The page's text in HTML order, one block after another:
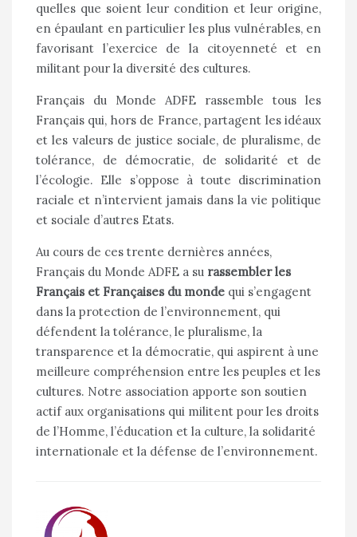
quelles que soient leur condition et leur origine,
en épaulant en particulier les plus vulnérables, en
favorisant l’exercice de la citoyenneté et en
militant pour la diversité des cultures.
Français du Monde ADFE rassemble tous les
Français qui, hors de France, partagent les idéaux
et les valeurs de justice sociale, de pluralisme, de
tolérance, de démocratie, de solidarité et de
l’écologie. Elle s’oppose à toute discrimination
raciale et n’intervient jamais dans la vie politique
et sociale d’autres Etats.
Au cours de ces trente dernières années,
Français du Monde ADFE a su rassembler les
Français et Françaises du monde qui s’engagent
dans la protection de l’environnement, qui
défendent la tolérance, le pluralisme, la
transparence et la démocratie, qui aspirent à une
meilleure compréhension entre les peuples et les
cultures. Notre association apporte son soutien
actif aux organisations qui militent pour les droits
de l’Homme, l’éducation et la culture, la solidarité
internationale et la défense de l’environnement.